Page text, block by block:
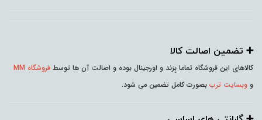
➕️ تضمین اصالت کالا
کالاهای این فروشگاه تماما بِرَند و اورجینال بوده و اصالت آن ها توسط فروشگاه MM
و وبسایت ترب بصورت کامل تضمین می شود.